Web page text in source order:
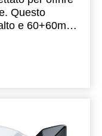
Questo
e 60+60mm
dal